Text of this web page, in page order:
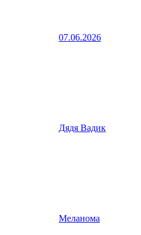
07.06.2026
Дядя Вадик
Меланома